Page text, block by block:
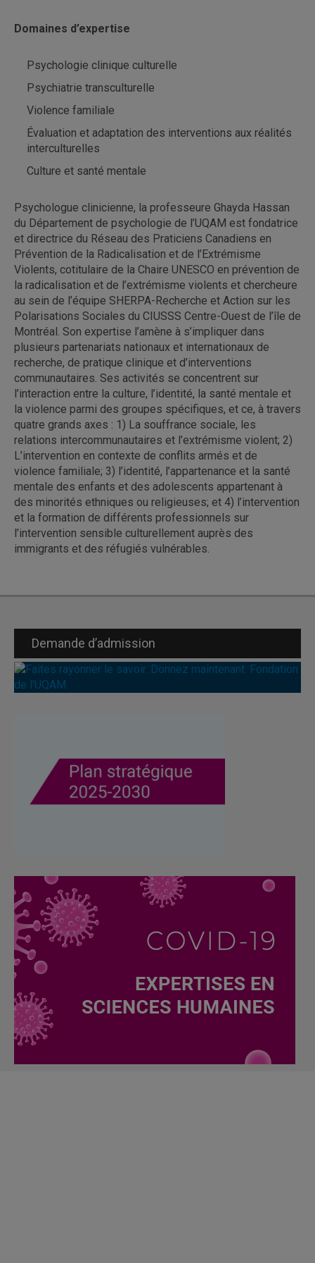
Domaines d’expertise
Psychologie clinique culturelle
Psychiatrie transculturelle
Violence familiale
Évaluation et adaptation des interventions aux réalités
interculturelles
Culture et santé mentale
Psychologue clinicienne, la professeure Ghayda Hassan
du Département de psychologie de l’UQAM est fondatrice
et directrice du Réseau des Praticiens Canadiens en
Prévention de la Radicalisation et de l’Extrémisme
Violents, cotitulaire de la Chaire UNESCO en prévention de
la radicalisation et de l’extrémisme violents et chercheure
au sein de l’équipe SHERPA-Recherche et Action sur les
Polarisations Sociales du CIUSSS Centre-Ouest de l’île de
Montréal. Son expertise l’amène à s’impliquer dans
plusieurs partenariats nationaux et internationaux de
recherche, de pratique clinique et d’interventions
communautaires. Ses activités se concentrent sur
l’interaction entre la culture, l’identité, la santé mentale et
la violence parmi des groupes spécifiques, et ce, à travers
quatre grands axes : 1) La souffrance sociale, les
relations intercommunautaires et l’extrémisme violent; 2)
L’intervention en contexte de conflits armés et de
violence familiale; 3) l’identité, l’appartenance et la santé
mentale des enfants et des adolescents appartenant à
des minorités ethniques ou religieuses; et 4) l’intervention
et la formation de différents professionnels sur
l’intervention sensible culturellement auprès des
immigrants et des réfugiés vulnérables.
Demande d’admission